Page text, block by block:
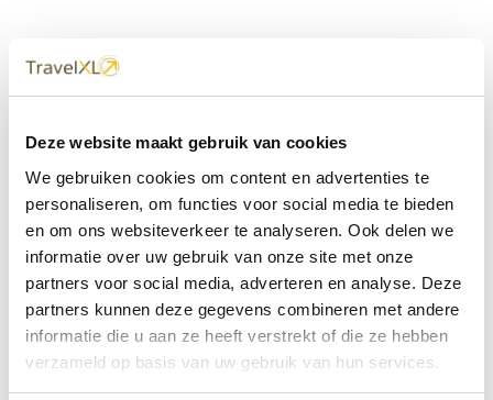
Deze website maakt gebruik van cookies
We gebruiken cookies om content en advertenties te
personaliseren, om functies voor social media te bieden
en om ons websiteverkeer te analyseren. Ook delen we
informatie over uw gebruik van onze site met onze
partners voor social media, adverteren en analyse. Deze
partners kunnen deze gegevens combineren met andere
informatie die u aan ze heeft verstrekt of die ze hebben
verzameld op basis van uw gebruik van hun services.
dichtbij
Met 60+ verkooppunten in Nederland en België staan wij
met onze XL Travelcenters, mobiele reisadviseurs van
TravelXL@Home en deze website altijd voor uw vakantie
klaar.
• Ontzorgen van A-Z • Onafhankelijk advies • Maatwerk •
Bespaar tijd en stress
TravelXLreisbureau's